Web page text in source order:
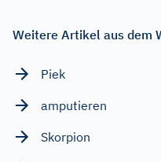
Weitere Artikel aus dem
Piek
amputieren
Skorpion